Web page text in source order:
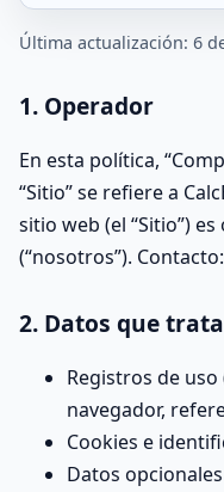
Última actualización: 6
1. Operador
En esta política,
“Sitio” se refiere a
sitio web (el “Sitio”)
(“nosotros”). Contacto:
2. Datos que
Registros de
navegador,
Cookies e
Datos